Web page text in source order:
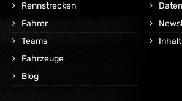
Rennstrecken
Fahrer
Teams
Fahrzeuge
Blog